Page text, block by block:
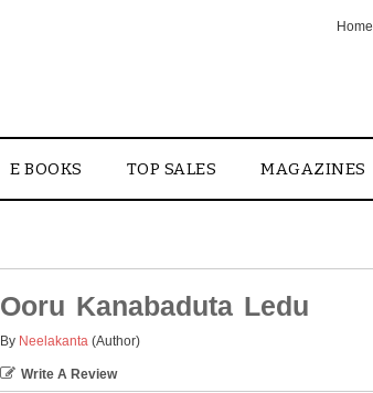
Home
E BOOKS TOP SALES MAGAZINES
Ooru Kanabaduta Ledu
By Neelakanta (Author)
Write A Review